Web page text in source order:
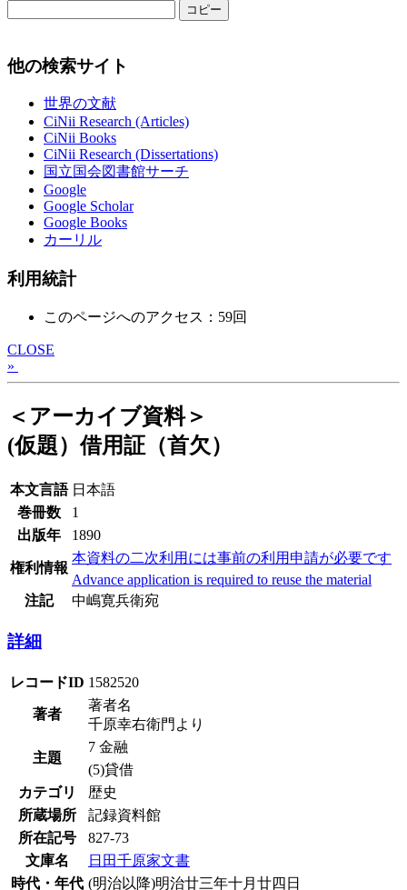
コピー
他の検索サイト
世界の文献
CiNii Research (Articles)
CiNii Books
CiNii Research (Dissertations)
国立国会図書館サーチ
Google
Google Scholar
Google Books
カーリル
利用統計
このページへのアクセス：59回
CLOSE
»
＜アーカイブ資料＞
(仮題）借用証（首欠）
本文言語 日本語
巻冊数
1
出版年
1890
権利情報
本資料の二次利用には事前の利用申請が必要です
Advance application is required to reuse the material
注記
中嶋寛兵衛宛
詳細
レコードID 1582520
著者
著者名
千原幸右衛門より
主題
7 金融
(5)貸借
カテゴリ
歴史
所蔵場所
記録資料館
所在記号
827-73
文庫名
日田千原家文書
時代・年代 (明治以降)明治廿三年十月廿四日